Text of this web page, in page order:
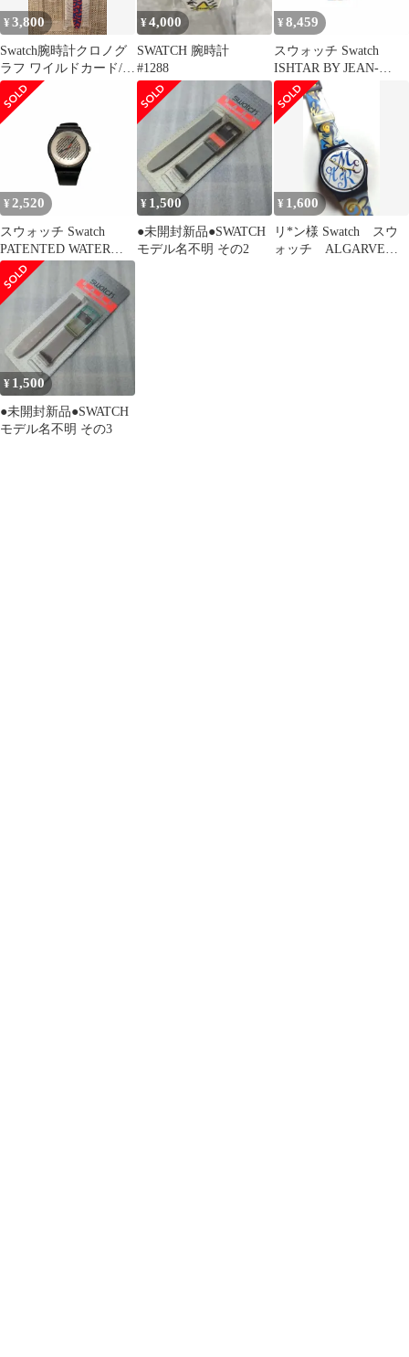
¥3,800
Swatch腕時計クロノグ
ラフ ワイルドカード/90
年代ヴィンテージ
¥4,000
SWATCH 腕時計
#1288
¥ 8,459
スウォッチ Swatch
ISHTAR BY JEAN-
MICHEL BASQUIAT メ
ンズ 表記無
¥ 2,520
スウォッチ Swatch
PATENTED WATER
RESISTANT メンズ 表
記無
¥ 1,500
●未開封新品●SWATCH
モデル名不明 その2
¥ 1,600
リ*ン様 Swatch スウ
ォッチ ALGARVE
¥ 1,500
●未開封新品●SWATCH
モデル名不明 その3